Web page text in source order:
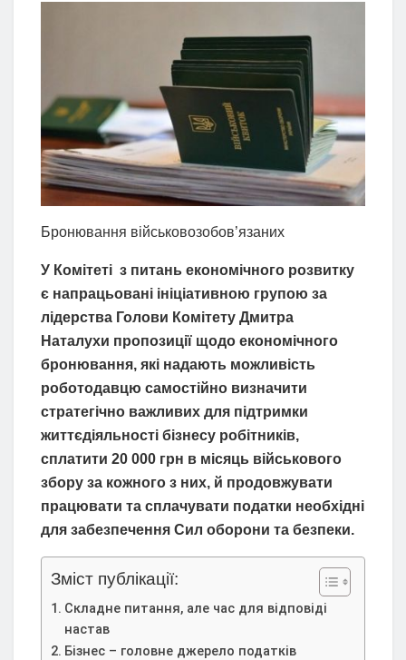
Бронювання військовозобов’язаних
У Комітеті з питань економічного розвитку
є напрацьовані ініціативною групою за
лідерства Голови Комітету Дмитра
Наталухи пропозиції щодо економічного
бронювання, які надають можливість
роботодавцю самостійно визначити
стратегічно важливих для підтримки
життєдіяльності бізнесу робітників,
сплатити 20 000 грн в місяць військового
збору за кожного з них, й продовжувати
працювати та сплачувати податки необхідні
для забезпечення Сил оборони та безпеки.
Зміст публікації:
Складне питання, але час для відповіді
настав
Бізнес – головне джерело податків